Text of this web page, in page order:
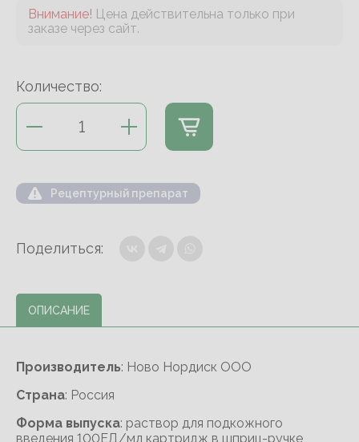
Внимание! Цена действительна только при
заказе через сайт.
Количество:
Рецептурный препарат
Поделиться:
ОПИСАНИЕ
Производитель: Ново Нордиск ООО
Cтрана: Россия
Форма выпуска: раствор для подкожного
введения 100ЕД/мл картридж в шприц-ручке